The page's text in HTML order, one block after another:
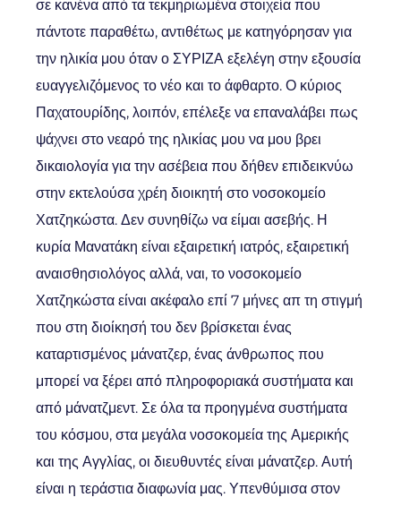
σε κανένα από τα τεκμηριωμένα στοιχεία που
πάντοτε παραθέτω, αντιθέτως με κατηγόρησαν για
την ηλικία μου όταν ο ΣΥΡΙΖΑ εξελέγη στην εξουσία
ευαγγελιζόμενος το νέο και το άφθαρτο. Ο κύριος
Παχατουρίδης, λοιπόν, επέλεξε να επαναλάβει πως
ψάχνει στο νεαρό της ηλικίας μου να μου βρει
δικαιολογία για την ασέβεια που δήθεν επιδεικνύω
στην εκτελούσα χρέη διοικητή στο νοσοκομείο
Χατζηκώστα. Δεν συνηθίζω να είμαι ασεβής. Η
κυρία Μανατάκη είναι εξαιρετική ιατρός, εξαιρετική
αναισθησιολόγος αλλά, ναι, το νοσοκομείο
Χατζηκώστα είναι ακέφαλο επί 7 μήνες απ τη στιγμή
που στη διοίκησή του δεν βρίσκεται ένας
καταρτισμένος μάνατζερ, ένας άνθρωπος που
μπορεί να ξέρει από πληροφοριακά συστήματα και
από μάνατζμεντ. Σε όλα τα προηγμένα συστήματα
του κόσμου, στα μεγάλα νοσοκομεία της Αμερικής
και της Αγγλίας, οι διευθυντές είναι μάνατζερ. Αυτή
είναι η τεράστια διαφωνία μας. Υπενθύμισα στον